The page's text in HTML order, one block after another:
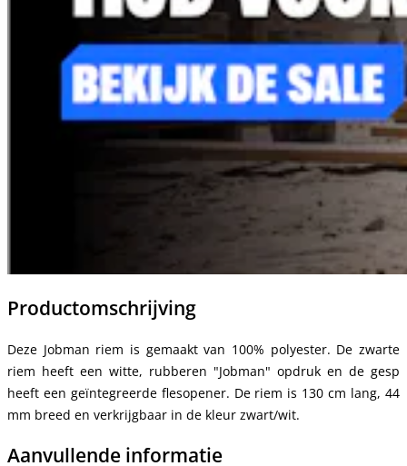
Productomschrijving
Deze Jobman riem is gemaakt van 100% polyester. De zwarte
riem heeft een witte, rubberen "Jobman" opdruk en de gesp
heeft een geïntegreerde flesopener. De riem is 130 cm lang, 44
mm breed en verkrijgbaar in de kleur zwart/wit.
Aanvullende informatie